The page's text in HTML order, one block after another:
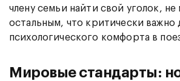
члену семьи найти свой уголок, не
остальным, что критически важно
психологического комфорта в
Мировые стандарты: